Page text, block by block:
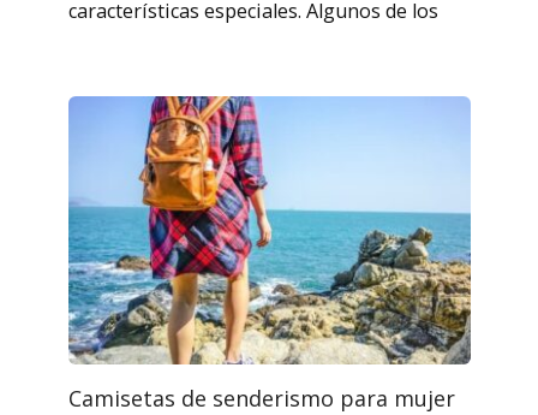
características especiales. Algunos de los
Camisetas de senderismo para mujer